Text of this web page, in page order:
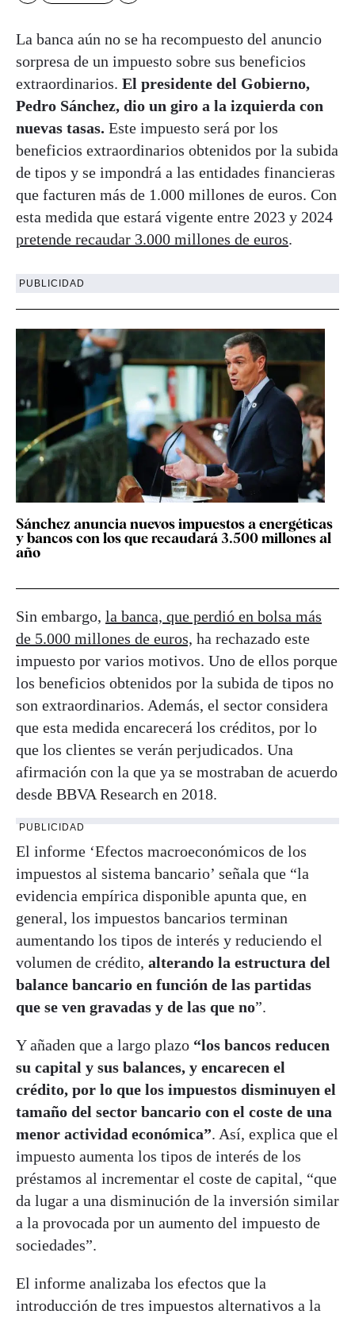
La banca aún no se ha recompuesto del anuncio
sorpresa de un impuesto sobre sus beneficios
extraordinarios. El presidente del Gobierno,
Pedro Sánchez, dio un giro a la izquierda con
nuevas tasas. Este impuesto será por los
beneficios extraordinarios obtenidos por la subida
de tipos y se impondrá a las entidades financieras
que facturen más de 1.000 millones de euros. Con
esta medida que estará vigente entre 2023 y 2024
pretende recaudar 3.000 millones de euros.
PUBLICIDAD
Sánchez anuncia nuevos impuestos a energéticas
y bancos con los que recaudará 3.500 millones al
año
Sin embargo, la banca, que perdió en bolsa más
de 5.000 millones de euros, ha rechazado este
impuesto por varios motivos. Uno de ellos porque
los beneficios obtenidos por la subida de tipos no
son extraordinarios. Además, el sector considera
que esta medida encarecerá los créditos, por lo
que los clientes se verán perjudicados. Una
afirmación con la que ya se mostraban de acuerdo
desde BBVA Research en 2018.
PUBLICIDAD
El informe ‘Efectos macroeconómicos de los
impuestos al sistema bancario’ señala que “la
evidencia empírica disponible apunta que, en
general, los impuestos bancarios terminan
aumentando los tipos de interés y reduciendo el
volumen de crédito, alterando la estructura del
balance bancario en función de las partidas
que se ven gravadas y de las que no”.
Y añaden que a largo plazo “los bancos reducen
su capital y sus balances, y encarecen el
crédito, por lo que los impuestos disminuyen el
tamaño del sector bancario con el coste de una
menor actividad económica”. Así, explica que el
impuesto aumenta los tipos de interés de los
préstamos al incrementar el coste de capital, “que
da lugar a una disminución de la inversión similar
a la provocada por un aumento del impuesto de
sociedades”.
El informe analizaba los efectos que la
introducción de tres impuestos alternativos a la